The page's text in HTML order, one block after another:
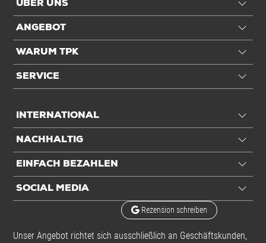
ÜBER UNS
ANGEBOT
WARUM TPK
SERVICE
INTERNATIONAL
NACHHALTIG
EINFACH BEZAHLEN
SOCIAL MEDIA
Rezension schreiben
Unser Angebot richtet sich ausschließlich an Geschäftskunden,